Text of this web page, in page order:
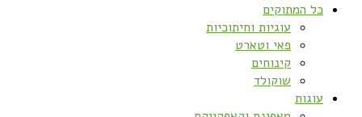
כל המתוקים
עוגיות וחיתוכיות
פאי וטארט
קינוחים
שוקולד
עוגות